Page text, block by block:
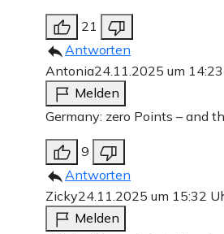
21
Antworten
Antonia24.11.2025 um
Melden
Germany: zero Points – and
9
Antworten
Zicky24.11.2025 um 15:32
Melden